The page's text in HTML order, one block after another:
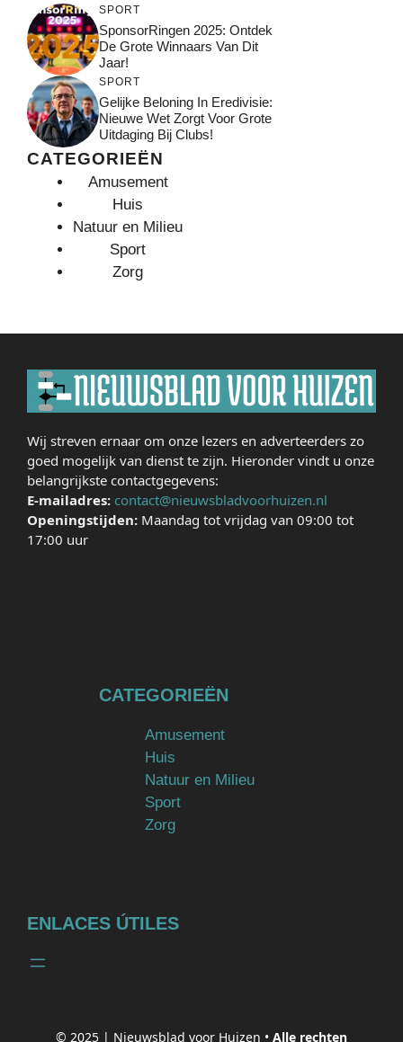
SPORT
SponsorRingen 2025: Ontdek
De Grote Winnaars Van Dit
Jaar!
SPORT
Gelijke Beloning In Eredivisie:
Nieuwe Wet Zorgt Voor Grote
Uitdaging Bij Clubs!
CATEGORIEËN
Amusement
Huis
Natuur en Milieu
Sport
Zorg
Wij streven ernaar om onze lezers en adverteerders zo
goed mogelijk van dienst te zijn. Hieronder vindt u onze
belangrijkste contactgegevens:
E-mailadres: contact@nieuwsbladvoorhuizen.nl
Openingstijden: Maandag tot vrijdag van 09:00 tot
17:00 uur
CATEGORIEËN
Amusement
Huis
Natuur en Milieu
Sport
Zorg
ENLACES ÚTILES
© 2025 | Nieuwsblad voor Huizen • Alle rechten